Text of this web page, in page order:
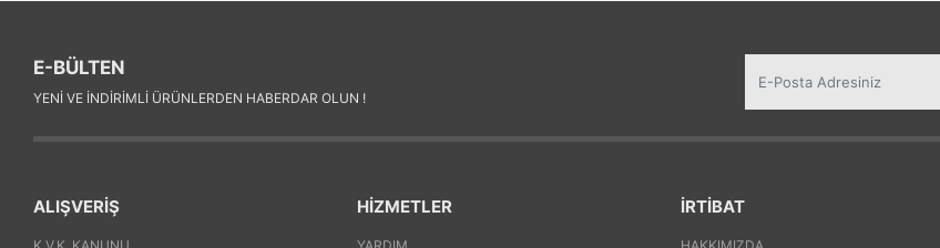
E-BÜLTEN
YENI VE INDIRIMLI ÜRÜNLERDEN HABERDAR OLUN !
ALIŞVERİŞ HİZMETLER İRTİBAT